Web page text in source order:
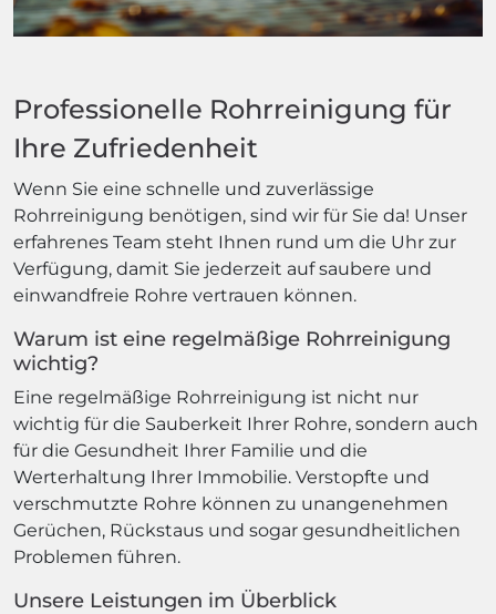
Professionelle Rohrreinigung für
Ihre Zufriedenheit
Wenn Sie eine schnelle und zuverlässige
Rohrreinigung benötigen, sind wir für Sie da! Unser
erfahrenes Team steht Ihnen rund um die Uhr zur
Verfügung, damit Sie jederzeit auf saubere und
einwandfreie Rohre vertrauen können.
Warum ist eine regelmäßige Rohrreinigung
wichtig?
Eine regelmäßige Rohrreinigung ist nicht nur
wichtig für die Sauberkeit Ihrer Rohre, sondern auch
für die Gesundheit Ihrer Familie und die
Werterhaltung Ihrer Immobilie. Verstopfte und
verschmutzte Rohre können zu unangenehmen
Gerüchen, Rückstaus und sogar gesundheitlichen
Problemen führen.
Unsere Leistungen im Überblick